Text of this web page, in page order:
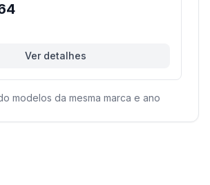
Ver detalhes
modelos da mesma marca e ano